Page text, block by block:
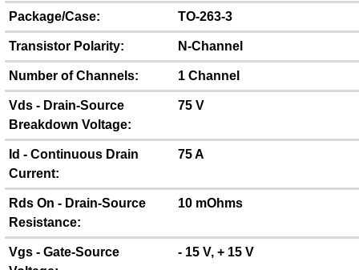
Package/Case: TO-263-3
Transistor Polarity: N-Channel
Number of Channels: 1 Channel
Vds - Drain-Source
Breakdown Voltage:
75 V
Id - Continuous Drain
Current:
75 A
Rds On - Drain-Source
Resistance:
10 mOhms
Vgs - Gate-Source
- 15 V, + 15 V